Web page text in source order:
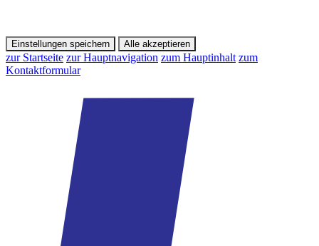
Einstellungen speichern Alle akzeptieren
zur Startseite zur Hauptnavigation zum Hauptinhalt zum
Kontaktformular